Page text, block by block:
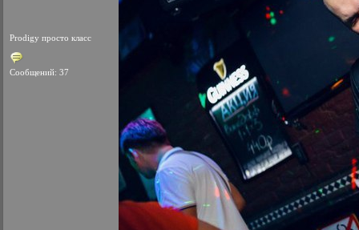
Prodigy просто класс
Сообщений: 37